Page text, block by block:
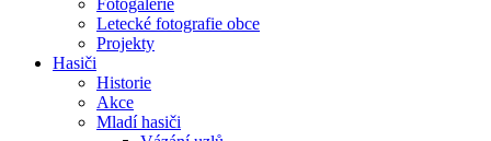
Fotogalerie
Letecké fotografie obce
Projekty
Hasiči
Historie
Akce
Mladí hasiči